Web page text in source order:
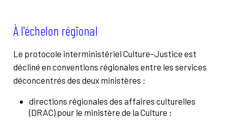
À l'échelon régional
Le protocole interministériel Culture-Justice est
décliné en conventions régionales entre les services
déconcentrés des deux ministères :
directions régionales des affaires culturelles
(DRAC) pour le ministère de la Culture ;